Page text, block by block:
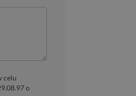
celu
o